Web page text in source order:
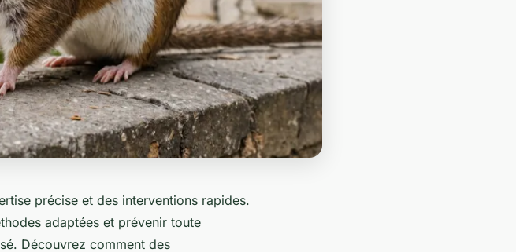
précise et des interventions rapides.
adaptées et prévenir toute
Découvrez comment des